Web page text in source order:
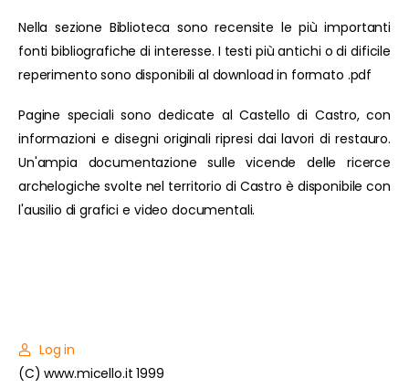
Nella sezione Biblioteca sono recensite le più importanti
fonti bibliografiche di interesse. I testi più antichi o di dificile
reperimento sono disponibili al download in formato .pdf
Pagine speciali sono dedicate al Castello di Castro, con
informazioni e disegni originali ripresi dai lavori di restauro.
Un'ampia documentazione sulle vicende delle ricerce
archelogiche svolte nel territorio di Castro è disponibile con
l'ausilio di grafici e video documentali.
Log in
(C) www.micello.it 1999